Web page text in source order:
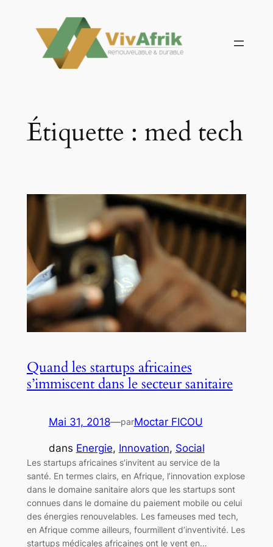
contenu
Étiquette : med tech
Quand les startups africaines
s’immiscent dans le secteur sanitaire
Mai 31, 2018—parMoctar FICOU
dans Energie, Innovation, Social
Les startups africaines s’invitent au service de la
santé. En termes clairs, en Afrique, l’innovation explose
dans le domaine sanitaire alors que les startups sont
connues dans le domaine du paiement mobile ou celui
des énergies renouvelables. Les fameuses med tech,
en Afrique comme ailleurs, fourmillent d’inventivité. Les
startups médicales africaines ont le vent en…